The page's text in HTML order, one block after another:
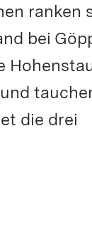
ranken
bei
die drei